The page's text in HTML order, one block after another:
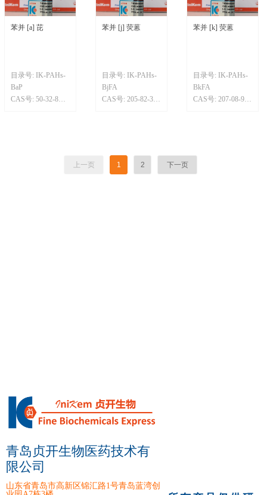
苯并 [a] 芘
目录号: IK-PAHs-
BaP
CAS号: 50-32-8
苯并 [j] 荧蒽
目录号: IK-PAHs-
BjFA
CAS号: 205-82-3
苯并 [k] 荧蒽
目录号: IK-PAHs-
BkFA
CAS号: 207-08-9
上一页 1 2 下一页
青岛贞开生物医药技术有
限公司
山东省青岛市高新区锦汇路1号青岛蓝湾创